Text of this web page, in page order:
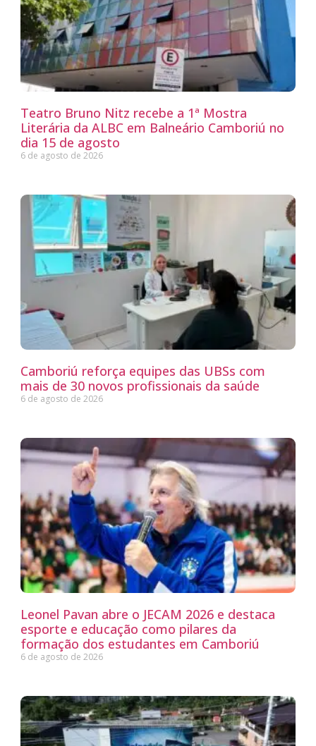
Teatro Bruno Nitz recebe a 1ª Mostra
Literária da ALBC em Balneário Camboriú no
dia 15 de agosto
6 de agosto de 2026
Camboriú reforça equipes das UBSs com
mais de 30 novos profissionais da saúde
6 de agosto de 2026
Leonel Pavan abre o JECAM 2026 e destaca
esporte e educação como pilares da
formação dos estudantes em Camboriú
6 de agosto de 2026